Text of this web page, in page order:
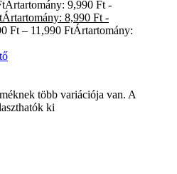
9,990 Ft -
Ártartomány: 8,990 Ft -
Ft – 11,990 FtÁrtartomány:
több variációja van. A
ki